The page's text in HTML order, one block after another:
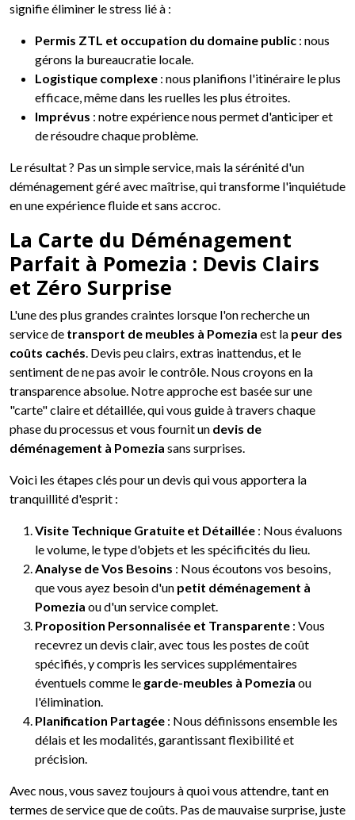
signifie éliminer le stress lié à :
Permis ZTL et occupation du domaine public : nous
gérons la bureaucratie locale.
Logistique complexe : nous planifions l'itinéraire le plus
efficace, même dans les ruelles les plus étroites.
Imprévus : notre expérience nous permet d'anticiper et
de résoudre chaque problème.
Le résultat ? Pas un simple service, mais la sérénité d'un
déménagement géré avec maîtrise, qui transforme l'inquiétude
en une expérience fluide et sans accroc.
La Carte du Déménagement
Parfait à Pomezia : Devis Clairs
et Zéro Surprise
L'une des plus grandes craintes lorsque l'on recherche un
service de transport de meubles à Pomezia est la peur des
coûts cachés. Devis peu clairs, extras inattendus, et le
sentiment de ne pas avoir le contrôle. Nous croyons en la
transparence absolue. Notre approche est basée sur une
"carte" claire et détaillée, qui vous guide à travers chaque
phase du processus et vous fournit un devis de
déménagement à Pomezia sans surprises.
Voici les étapes clés pour un devis qui vous apportera la
tranquillité d'esprit :
Visite Technique Gratuite et Détaillée : Nous évaluons
le volume, le type d'objets et les spécificités du lieu.
Analyse de Vos Besoins : Nous écoutons vos besoins,
que vous ayez besoin d'un petit déménagement à
Pomezia ou d'un service complet.
Proposition Personnalisée et Transparente : Vous
recevrez un devis clair, avec tous les postes de coût
spécifiés, y compris les services supplémentaires
éventuels comme le garde-meubles à Pomezia ou
l'élimination.
Planification Partagée : Nous définissons ensemble les
délais et les modalités, garantissant flexibilité et
précision.
Avec nous, vous savez toujours à quoi vous attendre, tant en
termes de service que de coûts. Pas de mauvaise surprise, juste